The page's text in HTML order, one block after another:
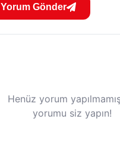
Yorum Gönder
Henüz yorum
yorumu siz yapın!